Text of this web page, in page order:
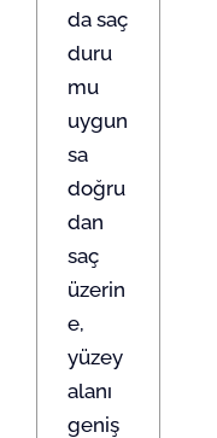
da saç
duru
mu
uygun
sa
doğru
dan
saç
üzerin
e,
yüzey
alanı
geniş